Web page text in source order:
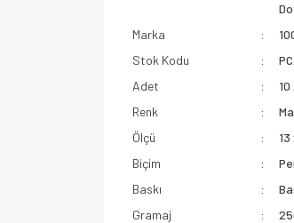
Marka
Stok Kodu
Adet
Renk
Ölçü
Biçim
Baskı
Gramaj